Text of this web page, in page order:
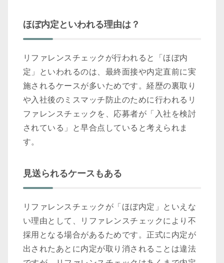
ほぼ内定といわれる理由は？
リファレンスチェックが行われると「ほぼ内
定」といわれるのは、最終面接や内定直前に実
施されるケースが多いためです。経歴の裏取り
や入社後のミスマッチ防止のために行われるリ
ファレンスチェックを、応募者が「入社を検討
されている」と早合点していると考えられま
す。
見送られるケースもある
リファレンスチェックが「ほぼ内定」といえな
い理由として、リファレンスチェックにより不
採用となる場合があるためです。正式に内定が
出されたあとに内定が取り消されることは違法